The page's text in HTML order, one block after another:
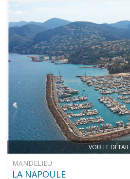
VOIR LE DÉTAIL
MANDELIEU
LA NAPOULE